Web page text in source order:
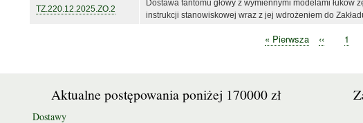
TZ.220.12.2025.ZO.2
Dostawa fantomu głowy z wymiennymi modelami
instrukcji stanowiskowej wraz z jej wdrożeniem do
Pierwsza
« Pierwsza
Poprzednia
‹‹ 1
Aktualne postępowania poniżej 170000 zł
Dostawy